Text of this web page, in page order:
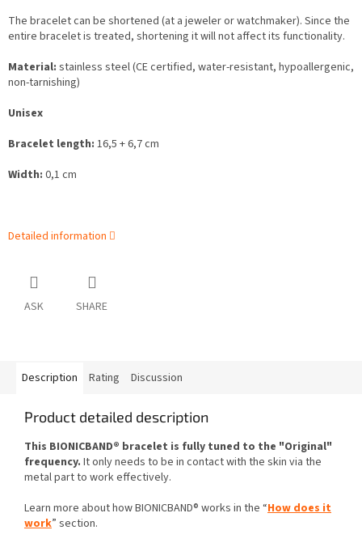
The bracelet can be shortened (at a jeweler or watchmaker). Since the
entire bracelet is treated, shortening it will not affect its functionality.
Material: stainless steel (CE certified, water-resistant, hypoallergenic,
non-tarnishing)
Unisex
Bracelet length: 16,5 + 6,7 cm
Width: 0,1 cm
Detailed information
ASK SHARE
Description Rating Discussion
Product detailed description
This BIONICBAND® bracelet is fully tuned to the "Original"
frequency. It only needs to be in contact with the skin via the
metal part to work effectively.
Learn more about how BIONICBAND® works in the “How does it
work” section.